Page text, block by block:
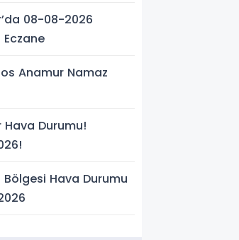
08-08-2026
Anamur Namaz
Hava Durumu!
Bölgesi Hava Durumu